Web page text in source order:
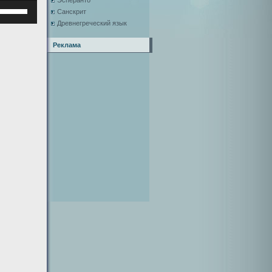
Санскрит
Древнегреческий язык
Реклама